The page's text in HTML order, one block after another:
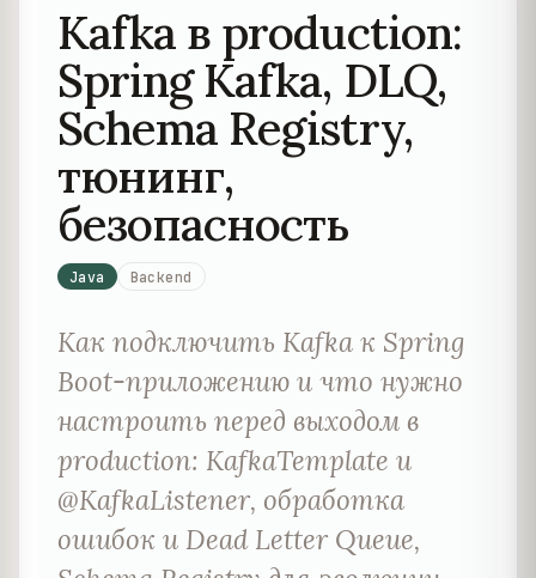
Kafka в production:
Spring Kafka, DLQ,
Schema Registry,
тюнинг,
безопасность
Java Backend
Как подключить Kafka к Spring
Boot-приложению и что нужно
настроить перед выходом в
production: KafkaTemplate и
@KafkaListener, обработка
ошибок и Dead Letter Queue,